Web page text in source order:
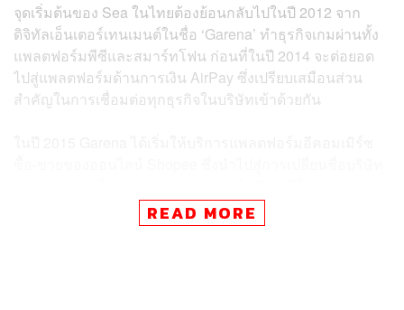
จุดเริ่มต้นของ Sea ในไทยต้องย้อนกลับไปในปี 2012 จาก
ดิจิทัลเอ็นเตอร์เทนเมนต์ในชื่อ ‘Garena’ ทำธุรกิจเกมผ่านทั้ง
แพลตฟอร์มพีซีและสมาร์ทโฟน ก่อนที่ในปี 2014 จะต่อยอด
ไปสู่แพลตฟอร์มด้านการเงิน AirPay ซึ่งเปรียบเสมือนส่วน
สำคัญในการเชื่อมต่อทุกธุรกิจในบริษัทเข้าด้วยกัน
สอดคล้องกับแนวทางการดำเนินธุรกิจของบริษัทที่ไม่ได้เน้น
แค่ธุรกิจความบันเทิงอีกต่อไป
READ MORE